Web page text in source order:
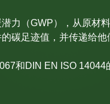
力（GWP），从原材
碳足迹值，并传递给他
和DIN EN ISO 14044